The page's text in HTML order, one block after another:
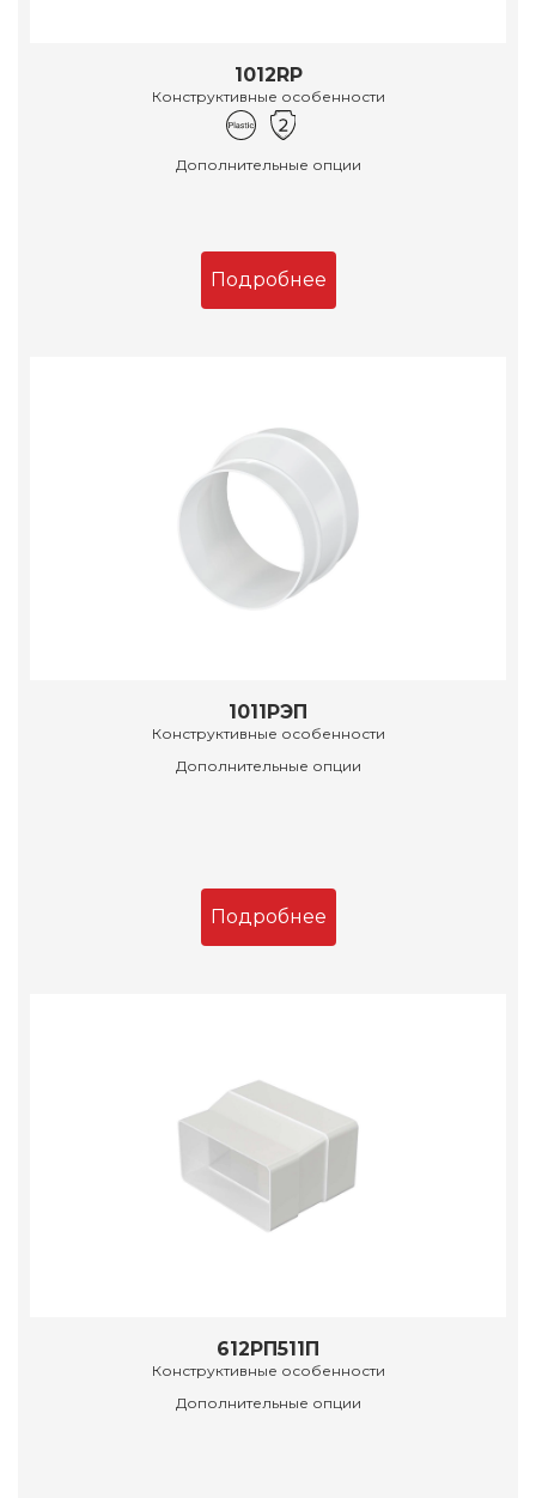
1012RP
Конструктивные особенности
Дополнительные опции
Подробнее
1011РЭП
Конструктивные особенности
Дополнительные опции
Подробнее
612РП511П
Конструктивные особенности
Дополнительные опции